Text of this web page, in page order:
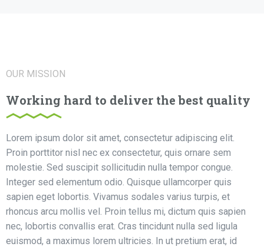
OUR MISSION
Working hard to deliver the best quality
Lorem ipsum dolor sit amet, consectetur adipiscing elit.
Proin porttitor nisl nec ex consectetur, quis ornare sem
molestie. Sed suscipit sollicitudin nulla tempor congue.
Integer sed elementum odio. Quisque ullamcorper quis
sapien eget lobortis. Vivamus sodales varius turpis, et
rhoncus arcu mollis vel. Proin tellus mi, dictum quis sapien
nec, lobortis convallis erat. Cras tincidunt nulla sed ligula
euismod, a maximus lorem ultricies. In ut pretium erat, id